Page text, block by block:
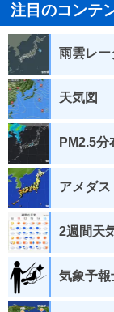
注目のコンテ
雨雲レー
天気図
PM2.5分
アメダス
2週間天
気象予報